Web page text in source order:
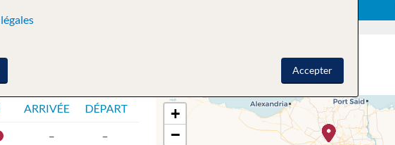
ARRIVÉE DÉPART
– –
+
−
Accepter